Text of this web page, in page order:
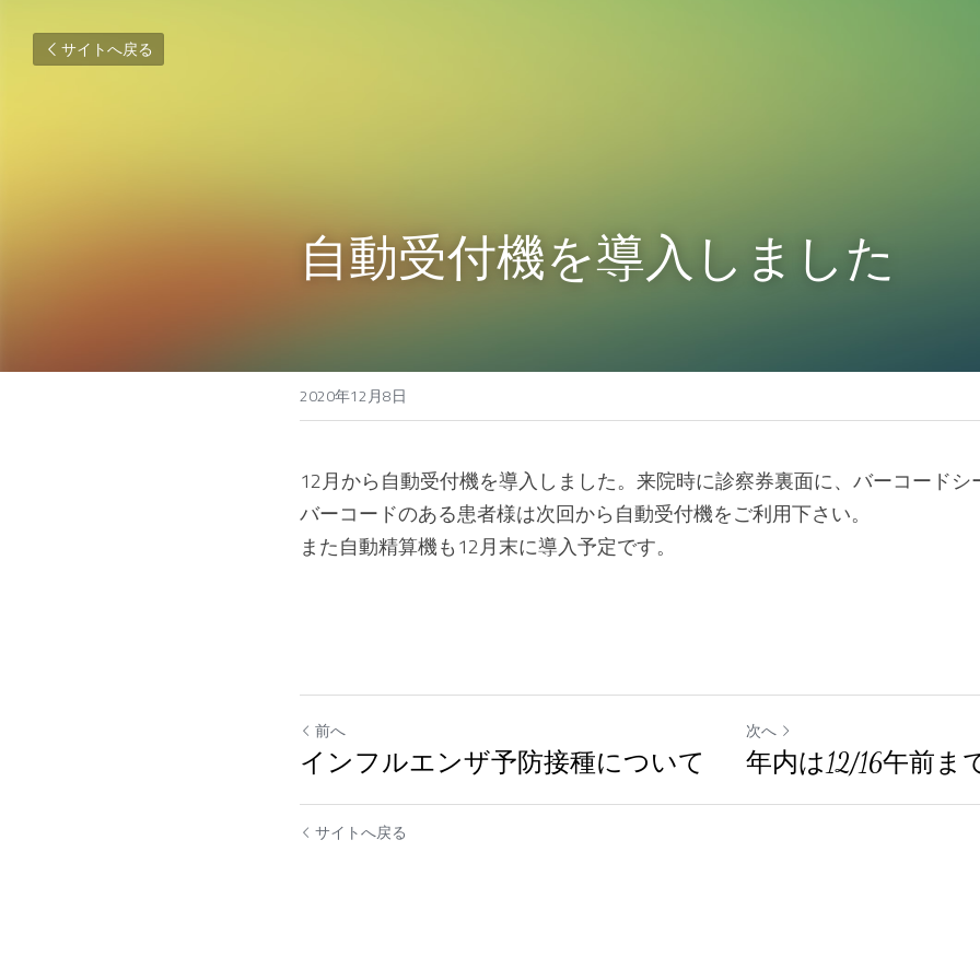
サイトへ戻る
自動受付機を導入しました
2020年12月8日
12月から自動受付機を導入しました。来院時に診察券裏面に、バーコード
バーコードのある患者様は次回から自動受付機をご利用下さい。
また自動精算機も12月末に導入予定です。
前へ
インフルエンザ予防接種について
次へ
年内は12/16午前ま
サイトへ戻る